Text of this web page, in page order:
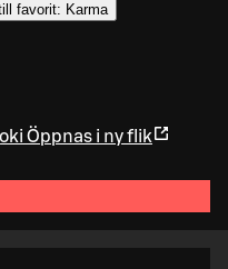
favorit: Karma
Öppnas i ny flik